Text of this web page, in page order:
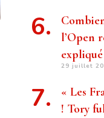
l’Open
expliqué
29 juillet
« Les
! Tory